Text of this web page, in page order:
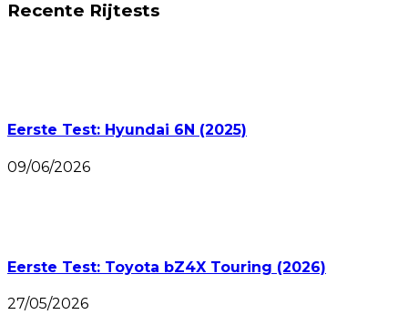
Recente Rijtests
Eerste Test: Hyundai 6N (2025)
09/06/2026
Eerste Test: Toyota bZ4X Touring (2026)
27/05/2026